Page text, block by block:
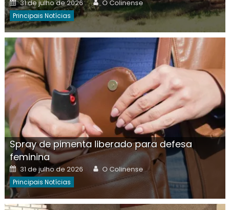
on
31 de julho de 2026 O Colinense
Principais Notícias
Spray de pimenta liberado para defesa
feminina
Posted
on
31 de julho de 2026 Author
O Colinense
Principais Notícias